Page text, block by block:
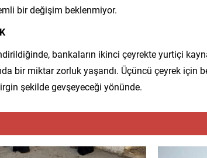
bir değişim beklenmiyor.
bankaların ikinci çeyrekte yurtiçi
bir miktar zorluk yaşandı. Üçüncü çeyrek için
şekilde gevşeyeceği yönünde.